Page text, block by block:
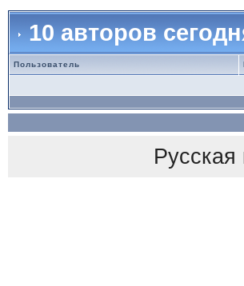
10 авторов
Пользователь
Русская